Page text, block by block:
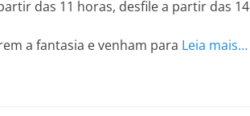
das 11 horas, desfile a partir das 14
a fantasia e venham para Leia mais…